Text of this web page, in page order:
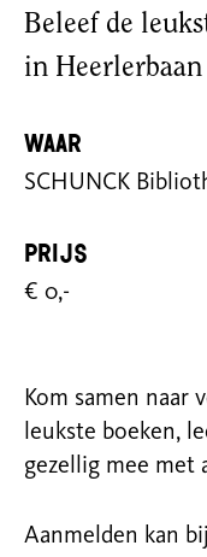
Beleef de
in
Waar
SCHUNCK
Prijs
€ 0,-
Kom samen naar
leukste boeken,
gezellig mee met
Aanmelden kan